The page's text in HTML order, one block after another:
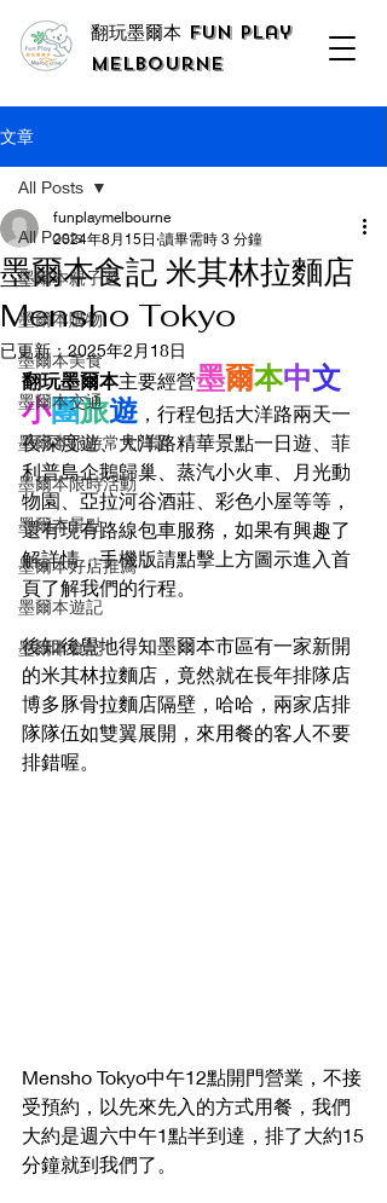
翻玩墨爾本 Fun Play
Melbourne
文章
All Posts
墨爾本親子遊
墨爾本購物
墨爾本美食
墨爾本交通
墨爾本旅游常見問題
墨爾本限時活動
墨爾本景點
墨爾本好店推薦
墨爾本遊記
墨爾本食記
All Posts
墨爾本食記 米其林拉麵店
Mensho Tokyo
funplaymelbourne
2024年8月15日 讀畢需時 3 分鐘
已更新： 2025年2月18日
翻玩墨爾本主要經營墨爾本中文
小團旅遊 ，行程包括大洋路兩天一
夜深度遊、大洋路精華景點一日遊、菲
利普島企鵝歸巢、蒸汽小火車、月光動
物園、亞拉河谷酒莊、彩色小屋等等，
還有現有路線包車服務，如果有興趣了
解詳情，手機版請點擊上方圖示進入首
頁了解我們的行程。
後知後覺地得知墨爾本市區有一家新開
的米其林拉麵店，竟然就在長年排隊店
博多豚骨拉麵店隔壁，哈哈，兩家店排
隊隊伍如雙翼展開，來用餐的客人不要
排錯喔。
Mensho Tokyo中午12點開門營業，不接
受預約，以先來先入的方式用餐，我們
大約是週六中午1點半到達，排了大約15
分鐘就到我們了。